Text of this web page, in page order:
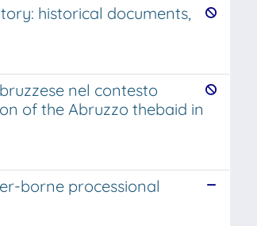
historical documents,
nel contesto
of the Abruzzo thebaid in
borne processional